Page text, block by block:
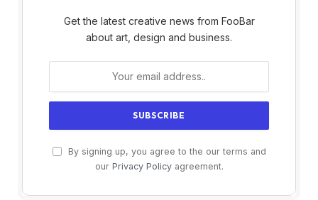
Get the latest creative news from FooBar
about art, design and business.
By signing up, you agree to the our terms and
our Privacy Policyagreement.